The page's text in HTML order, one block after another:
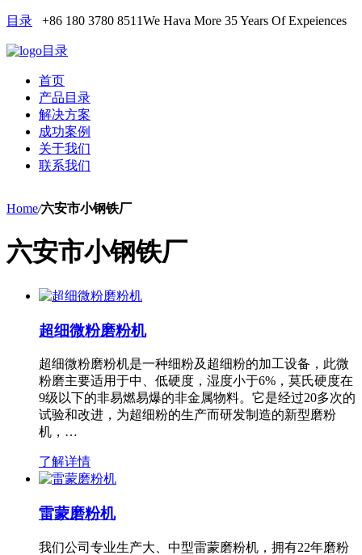
目录 +86 180 3780 8511We Hava More 35 Years Of Expeiences
目录
首页
产品目录
解决方案
成功案例
关于我们
联系我们
Home/六安市小钢铁厂
六安市小钢铁厂
超细微粉磨粉机
超细微粉磨粉机是一种细粉及超细粉的加工设备，此微
粉磨主要适用于中、低硬度，湿度小于6%，莫氏硬度在
9级以下的非易燃易爆的非金属物料。它是经过20多次的
试验和改进，为超细粉的生产而研发制造的新型磨粉
机，…
了解详情
雷蒙磨粉机
我们公司专业生产大、中型雷蒙磨粉机，拥有22年磨粉